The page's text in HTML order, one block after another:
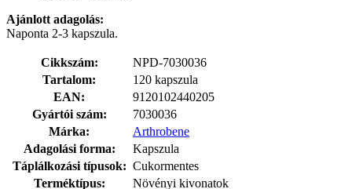
Ajánlott adagolás:
Naponta 2-3 kapszula.
Cikkszám:
NPD-7030036
Tartalom:
120 kapszula
EAN:
9120102440205
Gyártói szám:
7030036
Márka:
Arthrobene
Adagolási forma:
Kapszula
Táplálkozási típusok: Cukormentes
Terméktípus:
Növényi kivonatok